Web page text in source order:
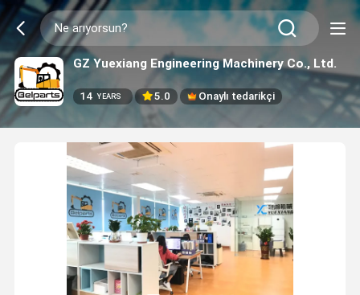
GZ Yuexiang Engineering Machinery Co., Ltd.
14 YEARS 5.0 Onaylı tedarikçi